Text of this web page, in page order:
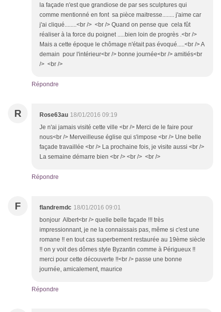
la façade n'est que grandiose de par ses sculptures qui
comme mentionné en font sa pièce maitresse........ j'aime car
j'ai cliqué........<br /> <br /> Quand on pense que cela fût
réaliser à la force du poignet .....bien loin de progrès .<br />
Mais a cette époque le chômage n'était pas évoqué.....<br /> A
demain pour l'intérieur<br /> bonne journée<br /> amitiés<br
/> <br />
Répondre
R Rose63au 18/01/2016 09:19
Je n'ai jamais visité cette ville <br /> Merci de le faire pour
nous<br /> Merveilleuse église qui s'impose <br /> Une belle
façade travaillée <br /> La prochaine fois, je visite aussi <br />
La semaine démarre bien <br /> <br /> <br />
Répondre
F flandremdc 18/01/2016 09:01
bonjour Albert<br /> quelle belle façade !!! très
impressionnant, je ne la connaissais pas, même si c'est une
romane !! en tout cas superbement restaurée au 19ème siècle
!! on y voit des dômes style Byzantin comme à Périgueux !!
merci pour cette découverte !!<br /> passe une bonne
journée, amicalement, maurice
Répondre